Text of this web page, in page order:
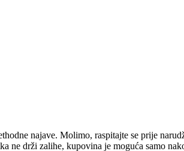
najave. Molimo, raspitajte se prije
drži zalihe, kupovina je moguća samo